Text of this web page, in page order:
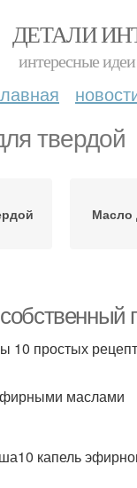
ДЕТАЛИ
интересные
твердой
Масло
10 простых
маслами
капель